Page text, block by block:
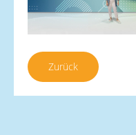
Zurück